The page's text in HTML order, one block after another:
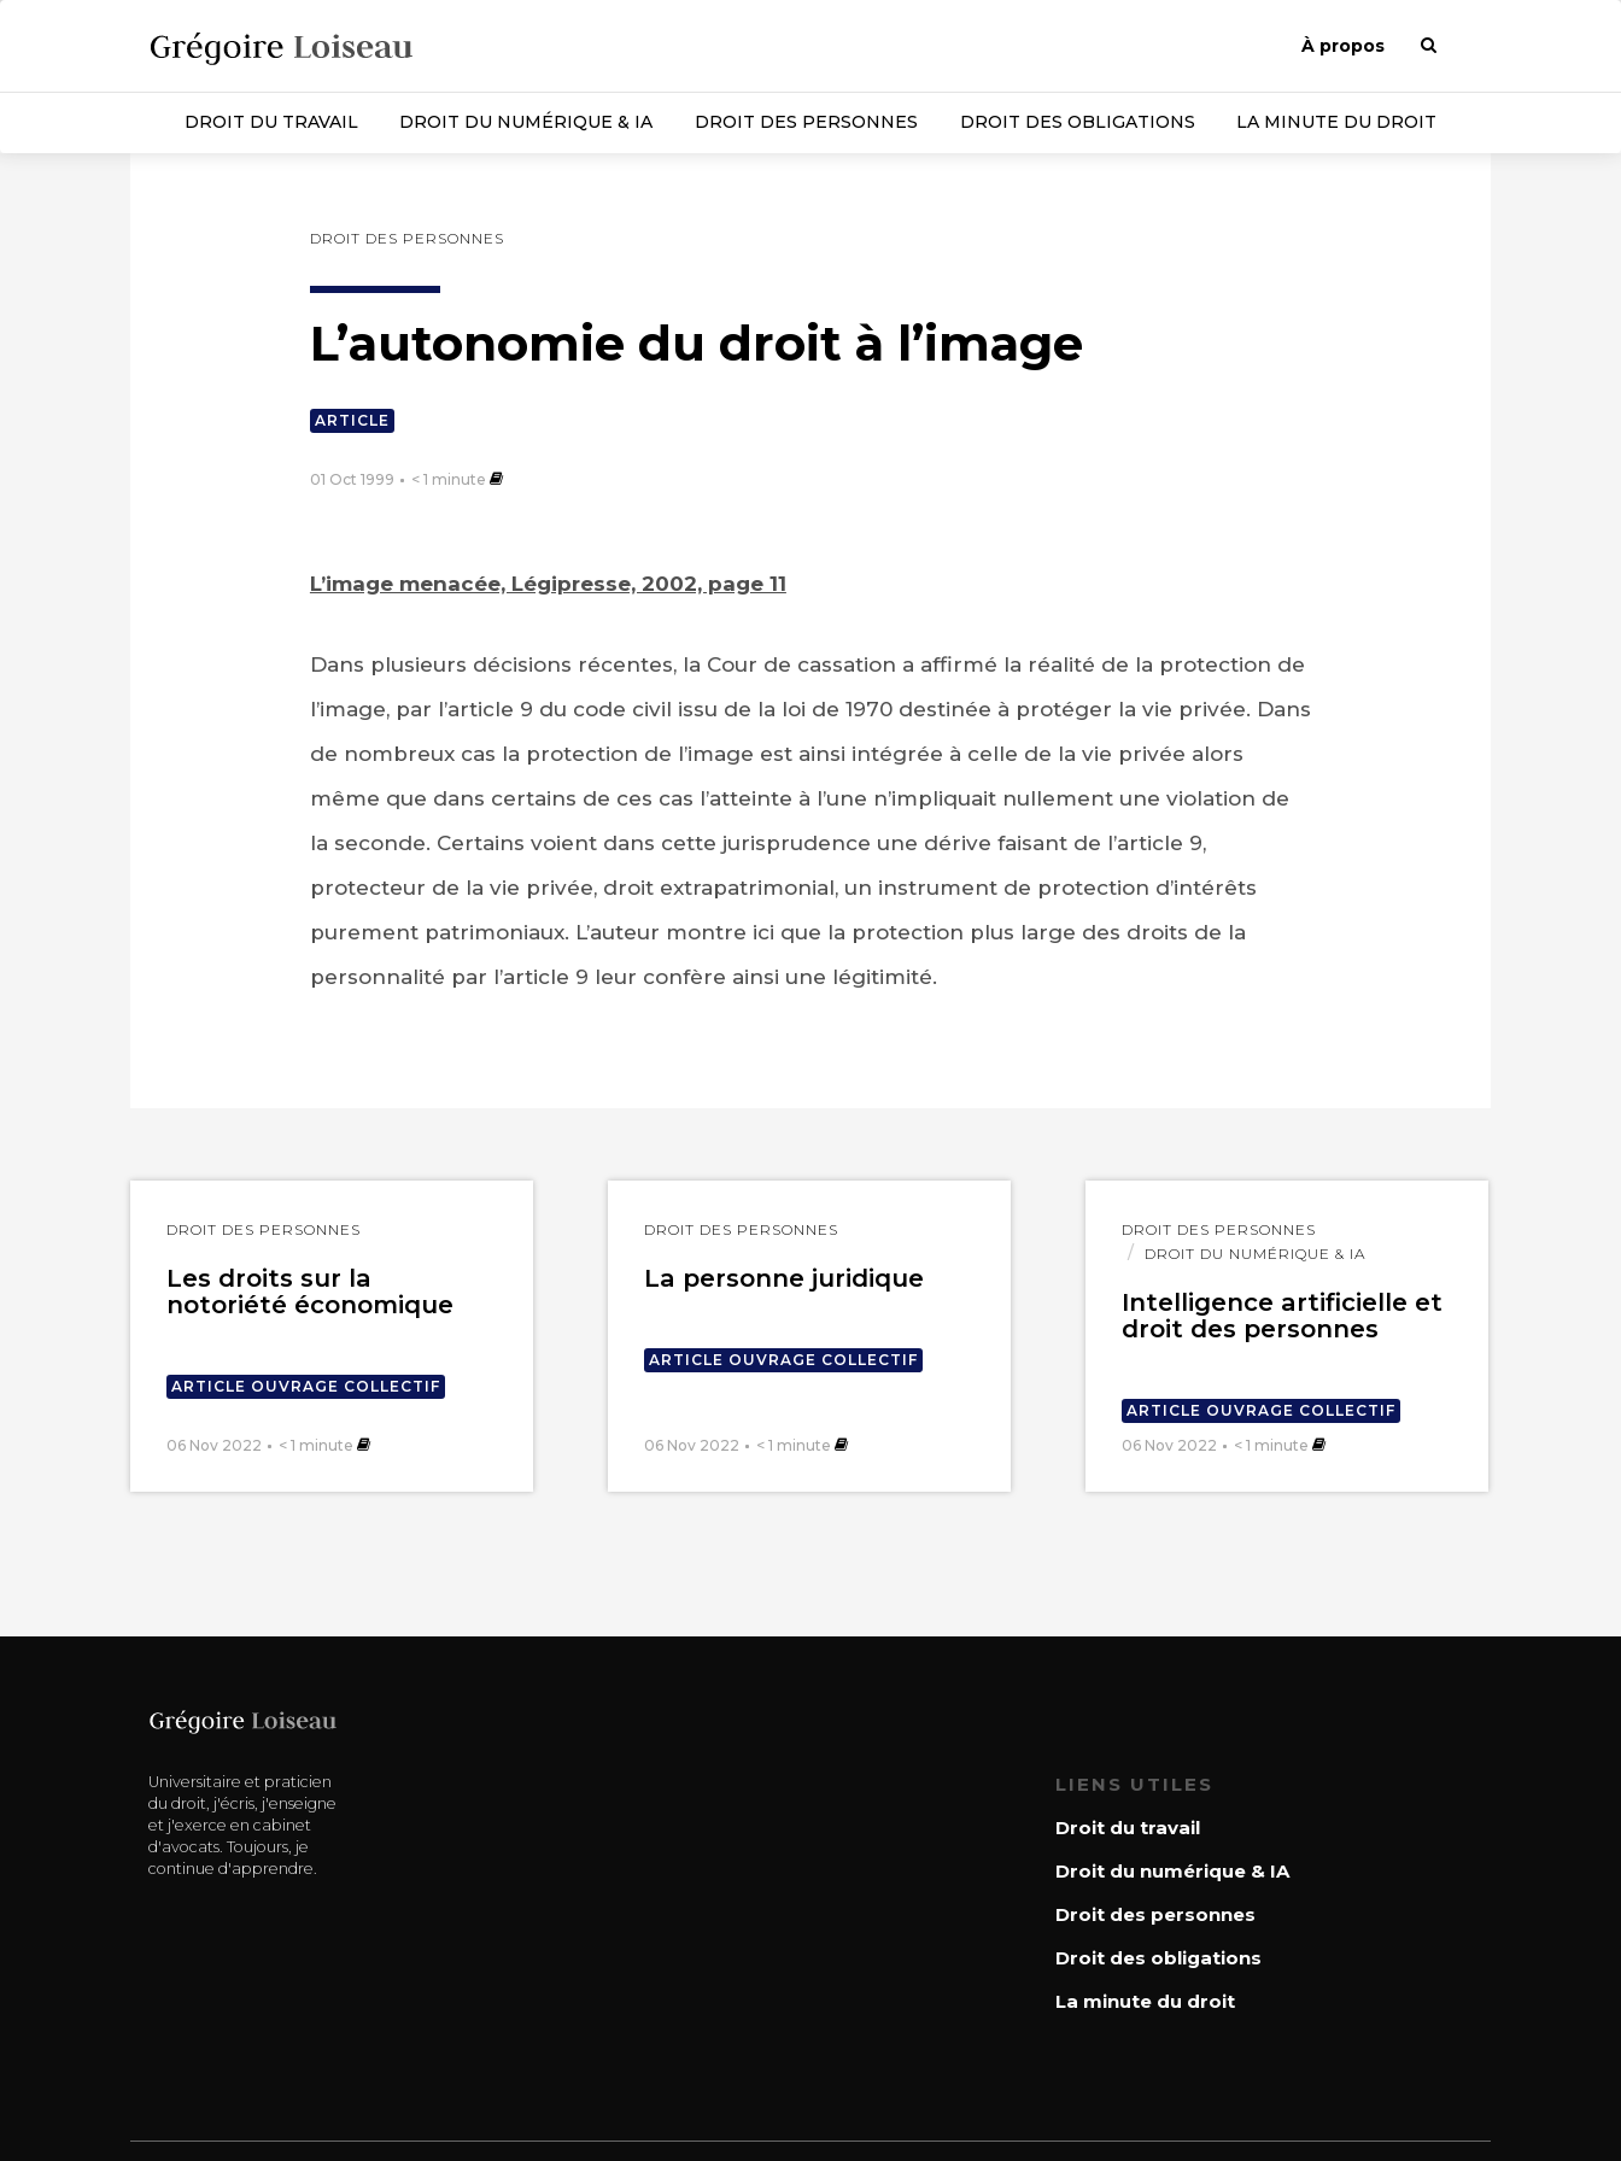
À propos
DROIT DU TRAVAIL DROIT DU NUMÉRIQUE & IA DROIT DES PERSONNES DROIT DES OBLIGATIONS LA MINUTE DU DROIT
DROIT DES PERSONNES
L’autonomie du droit à l’image
ARTICLE
01 Oct 1999 < 1 minute
L’image menacée, Légipresse, 2002, page 11
Dans plusieurs décisions récentes, la Cour de cassation a affirmé la réalité de la protection de
l’image, par l’article 9 du code civil issu de la loi de 1970 destinée à protéger la vie privée. Dans
de nombreux cas la protection de l’image est ainsi intégrée à celle de la vie privée alors
même que dans certains de ces cas l’atteinte à l’une n’impliquait nullement une violation de
la seconde. Certains voient dans cette jurisprudence une dérive faisant de l’article 9,
protecteur de la vie privée, droit extrapatrimonial, un instrument de protection d’intérêts
purement patrimoniaux. L’auteur montre ici que la protection plus large des droits de la
personnalité par l’article 9 leur confère ainsi une légitimité.
DROIT DES PERSONNES
Les droits sur la
notoriété économique
ARTICLE OUVRAGE COLLECTIF
06 Nov 2022 < 1 minute
Lire
DROIT DES PERSONNES
La personne juridique
ARTICLE OUVRAGE COLLECTIF
06 Nov 2022 < 1 minute
Lire
DROIT DES PERSONNES
DROIT DU NUMÉRIQUE & IA
Intelligence artificielle et
droit des personnes
ARTICLE OUVRAGE COLLECTIF
06 Nov 2022
< 1 minute
Lire
l'article
Universitaire et praticien
du droit, j'écris, j'enseigne
et j'exerce en cabinet
d'avocats. Toujours, je
continue d'apprendre.
LIENS UTILES
Droit du travail
Droit du numérique & IA
Droit des personnes
Droit des obligations
La minute du droit